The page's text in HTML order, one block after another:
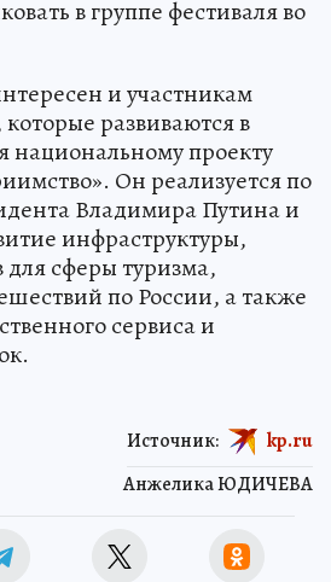
в группе фестиваля во
и участникам
развиваются в
национальному проекту
Он реализуется по
Владимира Путина и
инфраструктуры,
для сферы туризма,
по России, а также
сервиса и
Анжелика ЮДИЧЕВА
Источник: kp.ru